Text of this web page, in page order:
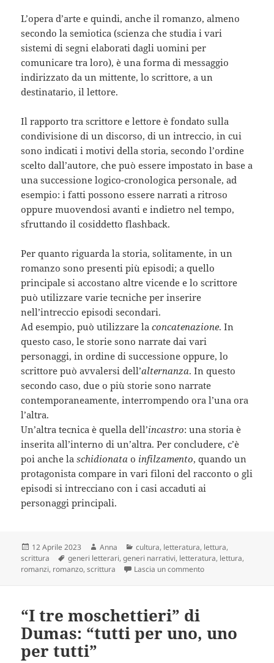
L’opera d’arte e quindi, anche il romanzo, almeno
secondo la semiotica (scienza che studia i vari
sistemi di segni elaborati dagli uomini per
comunicare tra loro), è una forma di messaggio
indirizzato da un mittente, lo scrittore, a un
destinatario, il lettore.
Il rapporto tra scrittore e lettore è fondato sulla
condivisione di un discorso, di un intreccio, in cui
sono indicati i motivi della storia, secondo l’ordine
scelto dall’autore, che può essere impostato in base a
una successione logico-cronologica personale, ad
esempio: i fatti possono essere narrati a ritroso
oppure muovendosi avanti e indietro nel tempo,
sfruttando il cosiddetto flashback.
Per quanto riguarda la storia, solitamente, in un
romanzo sono presenti più episodi; a quello
principale si accostano altre vicende e lo scrittore
può utilizzare varie tecniche per inserire
nell’intreccio episodi secondari.
Ad esempio, può utilizzare laconcatenazione. In
questo caso, le storie sono narrate dai vari
personaggi, in ordine di successione oppure, lo
scrittore può avvalersi dell’alternanza. In questo
secondo caso, due o più storie sono narrate
contemporaneamente, interrompendo ora l’una ora
l’altra.
Un’altra tecnica è quella dell’incastro: una storia è
inserita all’interno di un’altra. Per concludere, c’è
poi anche laschidionatao infilzamento, quando un
protagonista compare in vari filoni del racconto o gli
episodi si intrecciano con i casi accaduti ai
personaggi principali.
Scritto
il
12 Aprile 2023 Autore
Anna Categorie
cultura, letteratura, lettura,
scrittura
Tag
generi letterari,generi narrativi, letteratura, lettura,
romanzi, romanzo,scrittura Lascia un commentosu Il Romanzo, un
“I tre moschettieri” di
Dumas: “tutti per uno, uno
per tutti”